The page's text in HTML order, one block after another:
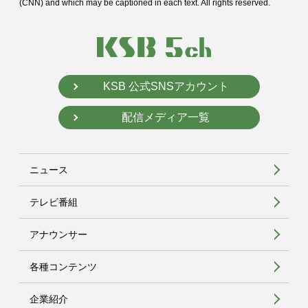
(CNN) and which may be captioned in each text. All rights reserved.
KSB 公式SNSアカウント
配信メディア一覧
ニュース
テレビ番組
アナウンサー
各種コンテンツ
企業紹介